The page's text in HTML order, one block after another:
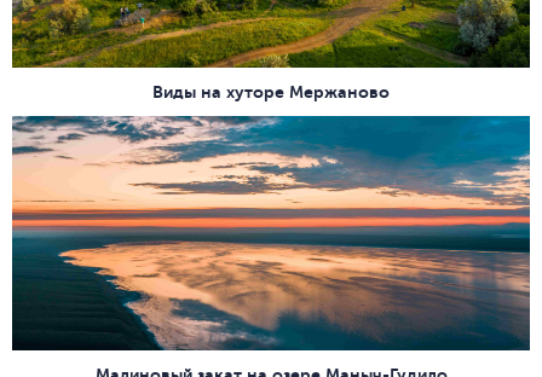
Виды на хуторе Мержаново